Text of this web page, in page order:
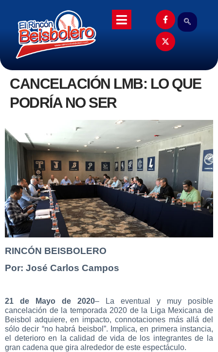
CANCELACIÓN LMB: LO QUE
PODRÍA NO SER
RINCÓN BEISBOLERO
Por: José Carlos Campos
21 de Mayo de 2020– La eventual y muy posible
cancelación de la temporada 2020 de la Liga Mexicana de
Beisbol adquiere, en impacto, connotaciones más allá del
sólo decir “no habrá beisbol”. Implica, en primera instancia,
el deterioro en la calidad de vida de los integrantes de la
gran cadena que gira alrededor de este espectáculo.